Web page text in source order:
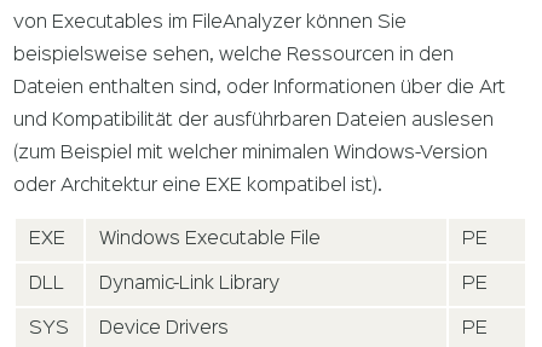
von Executables im FileAnalyzer können Sie
beispielsweise sehen, welche Ressourcen in den
Dateien enthalten sind, oder Informationen über die Art
und Kompatibilität der ausführbaren Dateien auslesen
(zum Beispiel mit welcher minimalen Windows-Version
oder Architektur eine EXE kompatibel ist).
EXE Windows Executable File PE
DLL Dynamic-Link Library PE
SYS Device Drivers PE